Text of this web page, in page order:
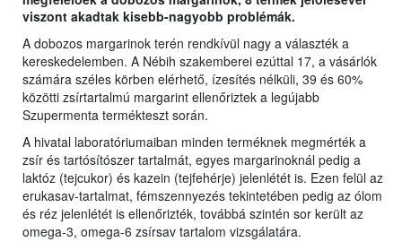
viszont akadtak kisebb-nagyobb problémák.
A dobozos margarinok terén rendkívül nagy a választék a
kereskedelemben. A Nébih szakemberei ezúttal 17, a vásárlók
számára széles körben elérhető, ízesítés nélküli, 39 és 60%
közötti zsírtartalmú margarint ellenőriztek a legújabb
Szupermenta termékteszt során.
A hivatal laboratóriumaiban minden terméknek megmérték a
zsír és tartósítószer tartalmát, egyes margarinoknál pedig a
laktóz (tejcukor) és kazein (tejfehérje) jelenlétét is. Ezen felül az
erukasav-tartalmat, fémszennyezés tekintetében pedig az ólom
és réz jelenlétét is ellenőrizték, továbbá szintén sor került az
omega-3, omega-6 zsírsav tartalom vizsgálatára.